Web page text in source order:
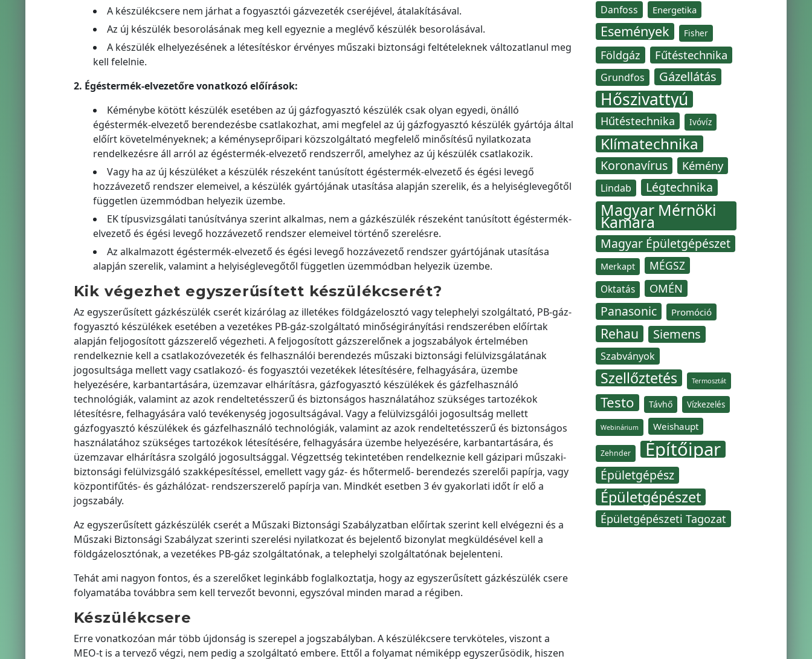
A készülékcsere nem járhat a fogyasztói gázvezeték cseréjével, átalakításával.
Az új készülék besorolásának meg kell egyeznie a meglévő készülék besorolásával.
A készülék elhelyezésének a létesítéskor érvényes műszaki biztonsági feltételeknek változatlanul meg
kell felelnie.
2. Égéstermék-elvezetőre vonatkozó előírások:
Kéménybe kötött készülék esetében az új gázfogyasztó készülék csak olyan egyedi, önálló
égéstermék-elvezető berendezésbe csatlakozhat, ami megfelel az új gázfogyasztó készülék gyártója által
előírt követelményeknek; a kéményseprőipari közszolgáltató megfelelő minősítésű nyilatkozata
rendelkezésre áll arról az égéstermék-elvezető rendszerről, amelyhez az új készülék csatlakozik.
Vagy ha az új készüléket a készülék részeként tanúsított égéstermék-elvezető és égési levegő
hozzávezető rendszer elemeivel, a készülék gyártójának utasítása alapján szerelik, és a helyiséglevegőtől
független üzemmódban helyezik üzembe.
EK típusvizsgálati tanúsítványa szerint alkalmas, nem a gázkészülék részeként tanúsított égéstermék-
elvezető és égési levegő hozzávezető rendszer elemeivel történő szerelésre.
Az alkalmazott égéstermék-elvezető és égési levegő hozzávezető rendszer gyártójának utasítása
alapján szerelik, valamint a helyiséglevegőtől független üzemmódban helyezik üzembe.
Kik végezhet egyszerűsített készülékcserét?
Az egyszerűsített gázkészülék cserét kizárólag az illetékes földgázelosztó vagy telephelyi szolgáltató, PB-gáz-
fogyasztó készülékek esetében a vezetékes PB-gáz-szolgáltató minőségirányítási rendszerében előírtak
alapján feljogosított gázszerelő végezheti. A feljogosított gázszerelőnek a jogszabályok értelmében
rendelkeznie kell a csatlakozóvezeték és felhasználói berendezés műszaki biztonsági felülvizsgálatának
jogosultsága mellett vagy csatlakozó- és fogyasztói vezetékek létesítésére, felhagyására, üzembe
helyezésére, karbantartására, üzemzavar elhárításra, gázfogyasztó készülékek és gázfelhasználó
technológiák, valamint az azok rendeltetésszerű és biztonságos használatához szükséges tartozékok
létesítésre, felhagyására való tevékenység jogosultságával. Vagy a felülvizsgálói jogosultság mellett
gázfogyasztó készülékek és gázfelhasználó technológiák, valamint az azok rendeltetésszerű és biztonságos
használatához szükséges tartozékok létesítésére, felhagyására üzembe helyezésére, karbantartására, és
üzemzavar elhárításra szolgáló jogosultsággal. Végzettség tekintetében rendelkeznie kell gázipari műszaki-
biztonsági felülvizsgáló szakképesítéssel, emellett vagy gáz- és hőtermelő- berendezés szerelői papírja, vagy
központifűtés- és gázhálózat- rendszerszerelő papírja van. Mindkét esetben 3 év gyakorlati időt ír elő a
jogszabály.
Az egyszerűsített gázkészülék cserét a Műszaki Biztonsági Szabályzatban előírtak szerint kell elvégezni és a
Műszaki Biztonsági Szabályzat szerinti szerelési nyilatkozat és bejelentő bizonylat megküldésével kell a
földgázelosztónak, a vezetékes PB-gáz szolgáltatónak, a telephelyi szolgáltatónak bejelenteni.
Tehát ami nagyon fontos, és a szerelőket leginkább foglalkoztatja, hogy az egyszerűsített gázkészülék csere
folyamatába továbbra sem kell tervezőt bevonni, egyszóval minden marad a régiben.
Készülékcsere
Erre vonatkozóan már több újdonság is szerepel a jogszabályban. A készülékcsere tervköteles, viszont a
MEO-t is a tervező végzi, nem pedig a szolgáltató embere. Ettől a folyamat némiképp egyszerűsödik, hiszen
Danfoss Energetika
Események Fisher
Földgáz Fűtéstechnika
Grundfos Gázellátás
Hőszivattyú
Hűtéstechnika Ivóvíz
Klímatechnika
Koronavírus Kémény
Lindab Légtechnika
Magyar Mérnöki
Kamara
Magyar Épületgépészet
Merkapt MÉGSZ
Oktatás OMÉN
Panasonic Promóció
Rehau Siemens
Szabványok
Szellőztetés Termosztát
Testo Távhő Vízkezelés
Webinárium Weishaupt
Zehnder Építőipar
Épületgépész
Épületgépészet
Épületgépészeti Tagozat